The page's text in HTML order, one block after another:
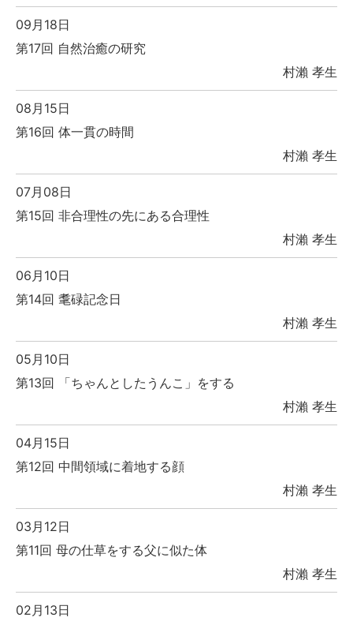
09月18日
第17回 自然治癒の研究
村瀨 孝生
08月15日
第16回 体一貫の時間
村瀨 孝生
07月08日
第15回 非合理性の先にある合理性
村瀨 孝生
06月10日
第14回 耄碌記念日
村瀨 孝生
05月10日
第13回 「ちゃんとしたうんこ」をする
村瀨 孝生
04月15日
第12回 中間領域に着地する顔
村瀨 孝生
03月12日
第11回 母の仕草をする父に似た体
村瀨 孝生
02月13日